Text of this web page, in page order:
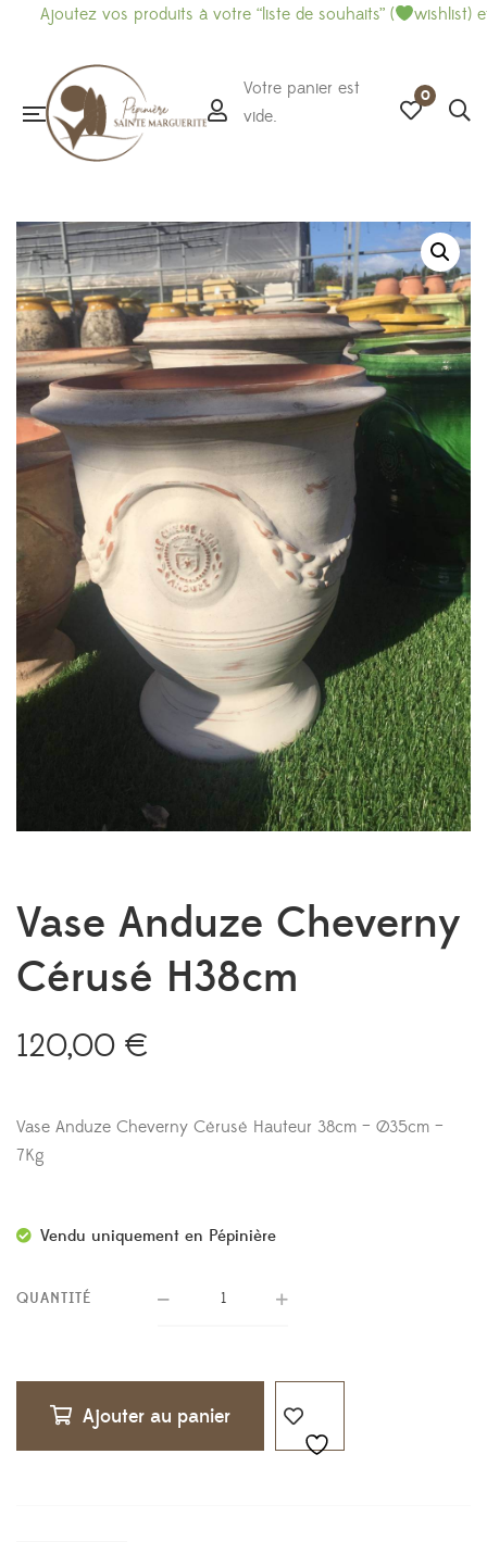
vos produits à votre “liste de souhaits” ( wishlist) et
Votre panier est
vide.
0
Vase Anduze Cheverny
Cérusé H38cm
120,00 €
Vase Anduze Cheverny Cérusé Hauteur 38cm – Ø35cm –
7Kg
Vendu uniquement en Pépinière
QUANTITÉ
Ajouter au panier